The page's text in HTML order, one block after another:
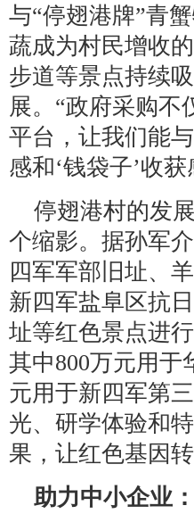
与“停翅港牌”青
蔬成为村民增收
步道等景点持续
展。“政府采购不
平台，让我们能
感和‘钱袋子’收
停翅港村的发
个缩影。据孙军
四军军部旧址、
新四军盐阜区抗
址等红色景点进
其中800万元用于
元用于新四军第
光、研学体验和
果，让红色基因
助力中小企业